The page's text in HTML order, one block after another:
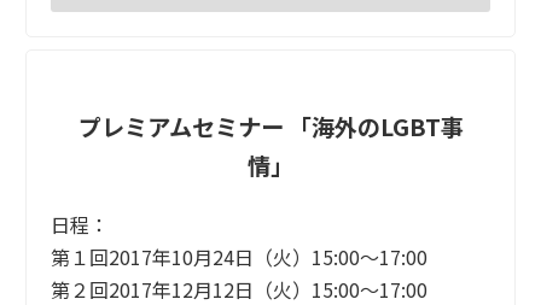
プレミアムセミナー 「海外のLGBT事
情」
日程：
第１回2017年10月24日（火）15:00～17:00
第２回2017年12月12日（火）15:00～17:00